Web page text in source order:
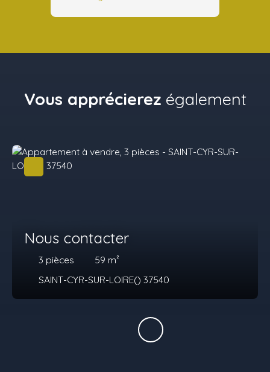
Vous apprécierez également
Nous contacter
3 pièces 59 m²
SAINT-CYR-SUR-LOIRE() 37540